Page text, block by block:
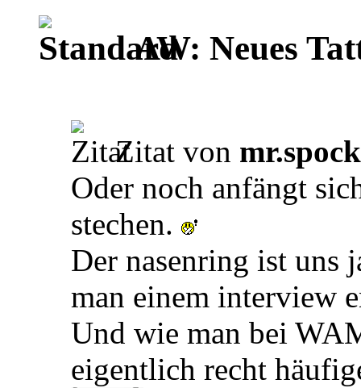
AW: Neues
Zitat von
Oder noch anfängt
stechen.
Der nasenring ist uns
man einem interview
Und wie man bei
eigentlich recht